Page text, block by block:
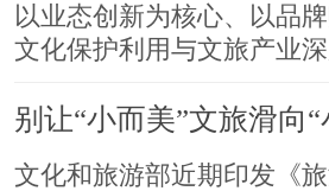
以业态创新为核心、以品
文化保护利用与文旅产业
别让“小而美”文旅滑向“
文化和旅游部近期印发《